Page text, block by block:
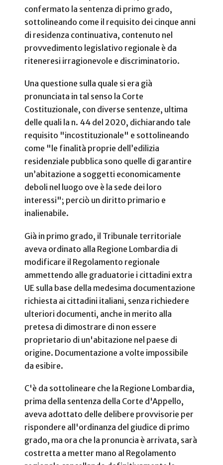
confermato la sentenza di primo grado,
sottolineando come il requisito dei cinque anni
di residenza continuativa, contenuto nel
provvedimento legislativo regionale è da
riteneresi irragionevole e discriminatorio.
Una questione sulla quale si era già
pronunciata in tal senso la Corte
Costituzionale, con diverse sentenze, ultima
delle quali la n. 44 del 2020, dichiarando tale
requisito "incostituzionale" e sottolineando
come "le finalità proprie dell’edilizia
residenziale pubblica sono quelle di garantire
un’abitazione a soggetti economicamente
deboli nel luogo ove è la sede dei loro
interessi"; perciò un diritto primario e
inalienabile.
Già in primo grado, il Tribunale territoriale
aveva ordinato alla Regione Lombardia di
modificare il Regolamento regionale
ammettendo alle graduatorie i cittadini extra
UE sulla base della medesima documentazione
richiesta ai cittadini italiani, senza richiedere
ulteriori documenti, anche in merito alla
pretesa di dimostrare di non essere
proprietario di un'abitazione nel paese di
origine. Documentazione a volte impossibile
da esibire.
C'è da sottolineare che la Regione Lombardia,
prima della sentenza della Corte d'Appello,
aveva adottato delle delibere provvisorie per
rispondere all'ordinanza del giudice di primo
grado, ma ora che la pronuncia è arrivata, sarà
costretta a metter mano al Regolamento